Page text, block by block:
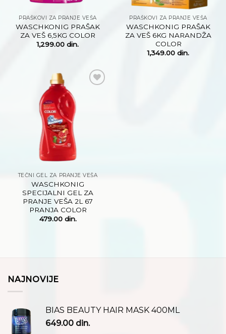
PRAŠKOVI ZA PRANJE VEŠA
WASCHKONIG PRAŠAK
ZA VEŠ 6,5KG COLOR
1,299.00 din.
PRAŠKOVI ZA PRANJE VEŠA
WASCHKONIG PRAŠAK
ZA VEŠ 6KG NARANDŽA
COLOR
1,349.00 din.
TEČNI GEL ZA PRANJE VEŠA
WASCHKONIG
SPECIJALNI GEL ZA
PRANJE VEŠA 2L 67
PRANJA COLOR
479.00 din.
NAJNOVIJE
BIAS BEAUTY HAIR MASK 400ML
649.00 din.